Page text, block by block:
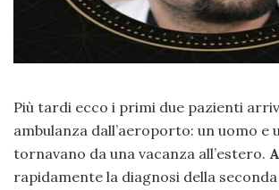
Più tardi ecco i primi due pazienti
ambulanza dall’aeroporto: un uomo e
tornavano da una vacanza all’estero.
rapidamente la diagnosi della